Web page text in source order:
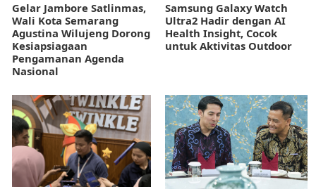
Gelar Jambore Satlinmas,
Wali Kota Semarang
Agustina Wilujeng Dorong
Kesiapsiagaan
Pengamanan Agenda
Nasional
Samsung Galaxy Watch
Ultra2 Hadir dengan AI
Health Insight, Cocok
untuk Aktivitas Outdoor